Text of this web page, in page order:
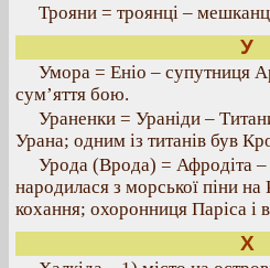
Трояни = троянці –
У
Умора = Еніо – супутниця
сум’яття бою.
Ураненки = Ураніди –
Урана; одним із титанів був
Урода (Врода) = Афродіта –
народилася з морської піни
кохання; охоронниця Паріса і
Х